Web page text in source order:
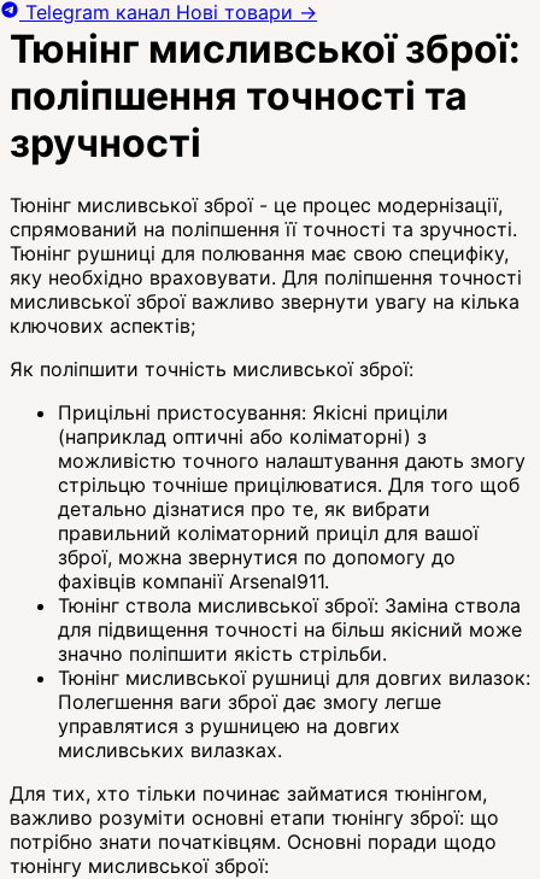
Тюнінг мисливської зброї:
поліпшення точності та
зручності
Тюнінг мисливської зброї - це процес модернізації,
спрямований на поліпшення її точності та зручності.
Тюнінг рушниці для полювання має свою специфіку,
яку необхідно враховувати. Для поліпшення точності
мисливської зброї важливо звернути увагу на кілька
ключових аспектів;
Як поліпшити точність мисливської зброї:
Прицільні пристосування: Якісні приціли
(наприклад оптичні або коліматорні) з
можливістю точного налаштування дають змогу
стрільцю точніше прицілюватися. Для того щоб
детально дізнатися про те, як вибрати
правильний коліматорний приціл для вашої
зброї, можна звернутися по допомогу до
фахівців компанії Arsenal911.
Тюнінг ствола мисливської зброї: Заміна ствола
для підвищення точності на більш якісний може
значно поліпшити якість стрільби.
Тюнінг мисливської рушниці для довгих вилазок:
Полегшення ваги зброї дає змогу легше
управлятися з рушницею на довгих
мисливських вилазках.
Для тих, хто тільки починає займатися тюнінгом,
важливо розуміти основні етапи тюнінгу зброї: що
потрібно знати початківцям. Основні поради щодо
тюнінгу мисливської зброї:
Telegram канал Нові товари →